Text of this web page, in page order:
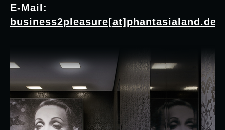
E-Mail:
business2pleasure[at]phantasialand.de